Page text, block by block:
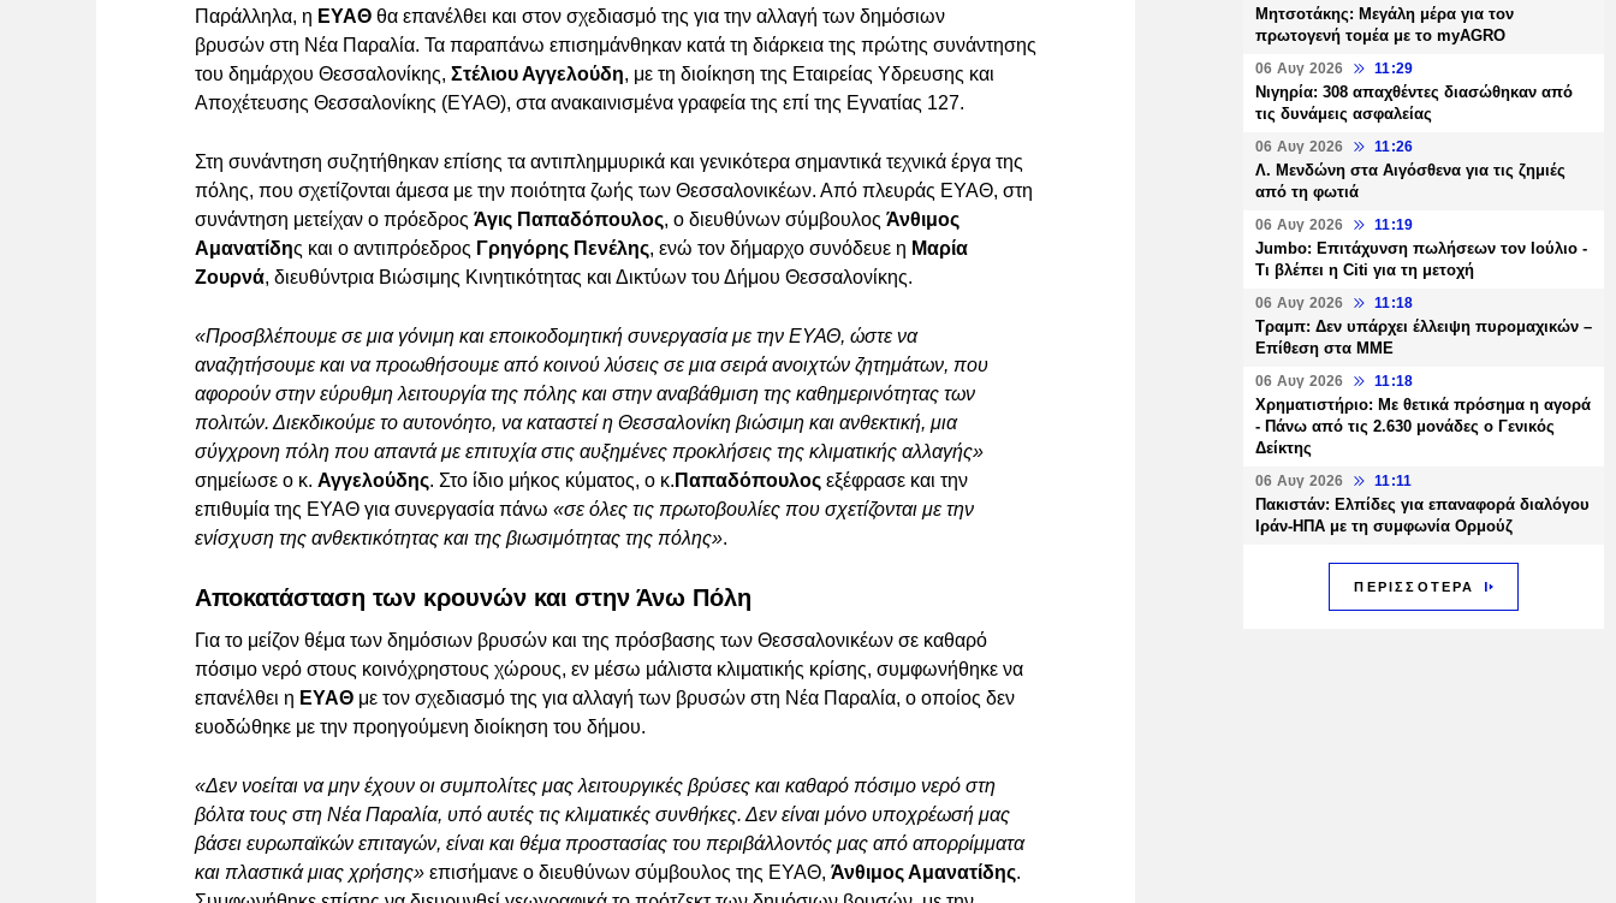
Παράλληλα, η ΕΥΑΘ θα επανέλθει και στον σχεδιασμό της για την αλλαγή των δημόσιων
βρυσών στη Νέα Παραλία. Τα παραπάνω επισημάνθηκαν κατά τη διάρκεια της πρώτης συνάντησης
του δημάρχου Θεσσαλονίκης, Στέλιου Αγγελούδη, με τη διοίκηση της Εταιρείας Υδρευσης και
Αποχέτευσης Θεσσαλονίκης (ΕΥΑΘ), στα ανακαινισμένα γραφεία της επί της Εγνατίας 127.
Στη συνάντηση συζητήθηκαν επίσης τα αντιπλημμυρικά και γενικότερα σημαντικά τεχνικά έργα της
πόλης, που σχετίζονται άμεσα με την ποιότητα ζωής των Θεσσαλονικέων. Από πλευράς ΕΥΑΘ, στη
συνάντηση μετείχαν ο πρόεδρος Άγις Παπαδόπουλος, ο διευθύνων σύμβουλος Άνθιμος
Αμανατίδης και ο αντιπρόεδρος Γρηγόρης Πενέλης, ενώ τον δήμαρχο συνόδευε η Μαρία
Ζουρνά, διευθύντρια Βιώσιμης Κινητικότητας και Δικτύων του Δήμου Θεσσαλονίκης.
«Προσβλέπουμε σε μια γόνιμη και εποικοδομητική συνεργασία με την ΕΥΑΘ, ώστε να
αναζητήσουμε και να προωθήσουμε από κοινού λύσεις σε μια σειρά ανοιχτών ζητημάτων, που
αφορούν στην εύρυθμη λειτουργία της πόλης και στην αναβάθμιση της καθημερινότητας των
πολιτών. Διεκδικούμε το αυτονόητο, να καταστεί η Θεσσαλονίκη βιώσιμη και ανθεκτική, μια
σύγχρονη πόλη που απαντά με επιτυχία στις αυξημένες προκλήσεις της κλιματικής αλλαγής»
σημείωσε ο κ. Αγγελούδης. Στο ίδιο μήκος κύματος, ο κ. Παπαδόπουλος εξέφρασε και την
επιθυμία της ΕΥΑΘ για συνεργασία πάνω «σε όλες τις πρωτοβουλίες που σχετίζονται με την
ενίσχυση της ανθεκτικότητας και της βιωσιμότητας της πόλης».
Αποκατάσταση των κρουνών και στην Άνω Πόλη
Για το μείζον θέμα των δημόσιων βρυσών και της πρόσβασης των Θεσσαλονικέων σε καθαρό
πόσιμο νερό στους κοινόχρηστους χώρους, εν μέσω μάλιστα κλιματικής κρίσης, συμφωνήθηκε να
επανέλθει η ΕΥΑΘ με τον σχεδιασμό της για αλλαγή των βρυσών στη Νέα Παραλία, ο οποίος δεν
ευοδώθηκε με την προηγούμενη διοίκηση του δήμου.
«Δεν νοείται να μην έχουν οι συμπολίτες μας λειτουργικές βρύσες και καθαρό πόσιμο νερό στη
βόλτα τους στη Νέα Παραλία, υπό αυτές τις κλιματικές συνθήκες. Δεν είναι μόνο υποχρέωσή μας
βάσει ευρωπαϊκών επιταγών, είναι και θέμα προστασίας του περιβάλλοντός μας από απορρίμματα
και πλαστικά μιας χρήσης» επισήμανε ο διευθύνων σύμβουλος της ΕΥΑΘ, Άνθιμος Αμανατίδης.
Μητσοτάκης: Μεγάλη μέρα για τον
πρωτογενή τομέα με το myAGRO
06 Αυγ 2026 11:29
Νιγηρία: 308 απαχθέντες διασώθηκαν από
τις δυνάμεις ασφαλείας
06 Αυγ 2026 11:26
Λ. Μενδώνη στα Αιγόσθενα για τις ζημιές
από τη φωτιά
06 Αυγ 2026 11:19
Jumbo: Επιτάχυνση πωλήσεων τον Ιούλιο -
Τι βλέπει η Citi για τη μετοχή
06 Αυγ 2026 11:18
Τραμπ: Δεν υπάρχει έλλειψη πυρομαχικών –
Επίθεση στα ΜΜΕ
06 Αυγ 2026 11:18
Χρηματιστήριο: Με θετικά πρόσημα η αγορά
- Πάνω από τις 2.630 μονάδες ο Γενικός
Δείκτης
06 Αυγ 2026 11:11
Πακιστάν: Ελπίδες για επαναφορά διαλόγου
Ιράν-ΗΠΑ με τη συμφωνία Ορμούζ
ΠΕΡΙΣΣΟΤΕΡΑ